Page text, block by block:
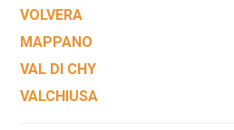
VOLVERA
MAPPANO
VAL DI CHY
VALCHIUSA